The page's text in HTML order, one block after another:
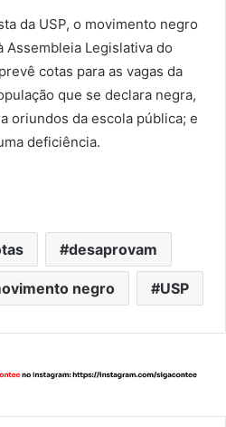
da USP, o movimento negro
Legislativa do
cotas para as vagas da
que se declara negra,
oriundos da escola pública; e
deficiência.
desaprovam
negro USP